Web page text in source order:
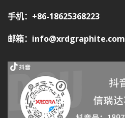
手机：+86-18625368223
邮箱：info@xrdgraphite.com